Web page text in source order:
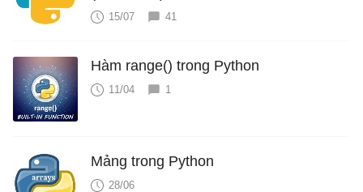
15/07 41
Hàm range() trong Python
11/04 1
Mảng trong Python
28/06